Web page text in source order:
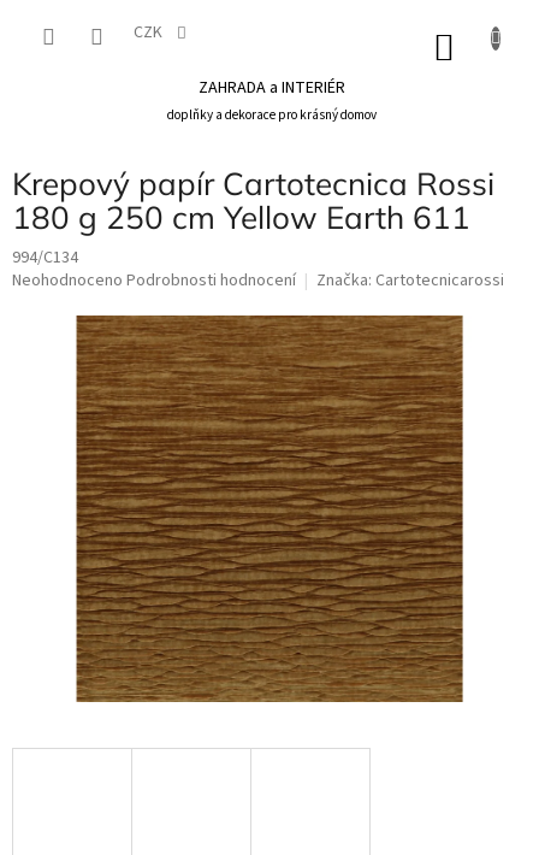
CZK
ZAHRADA a INTERIÉR
doplňky a dekorace pro krásný domov
Krepový papír Cartotecnica Rossi
180 g 250 cm Yellow Earth 611
994/C134
Průměrné
hvězdiček.
Neohodnoceno Podrobnosti hodnocení Značka: Cartotecnicarossi